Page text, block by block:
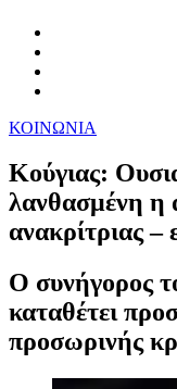
ΚΟΙΝΩΝΙΑ
Κούγιας:
λανθασμένη η
ανακρίτριας –
Ο συνήγορος
καταθέτει
προσωρινής